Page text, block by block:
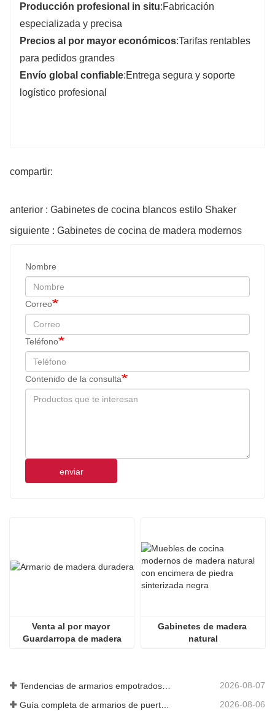
Producción profesional in situ:Fabricación
especializada y precisa
Precios al por mayor económicos:Tarifas rentables
para pedidos grandes
Envío global confiable:Entrega segura y soporte
logístico profesional
compartir:
anterior : Gabinetes de cocina blancos estilo Shaker
siguiente : Gabinetes de cocina de madera modernos
Nombre
Correo
Teléfono
Contenido de la consulta
enviar
Venta al por mayor
Guardarropa de madera
Gabinetes de madera
natural
2026-08-07
Guía completa de armarios de puerta abatible: diseño, ingeniería y adquisición B2B 2026-08-06